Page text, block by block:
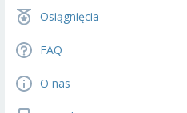
Osiągnięcia
FAQ
O nas